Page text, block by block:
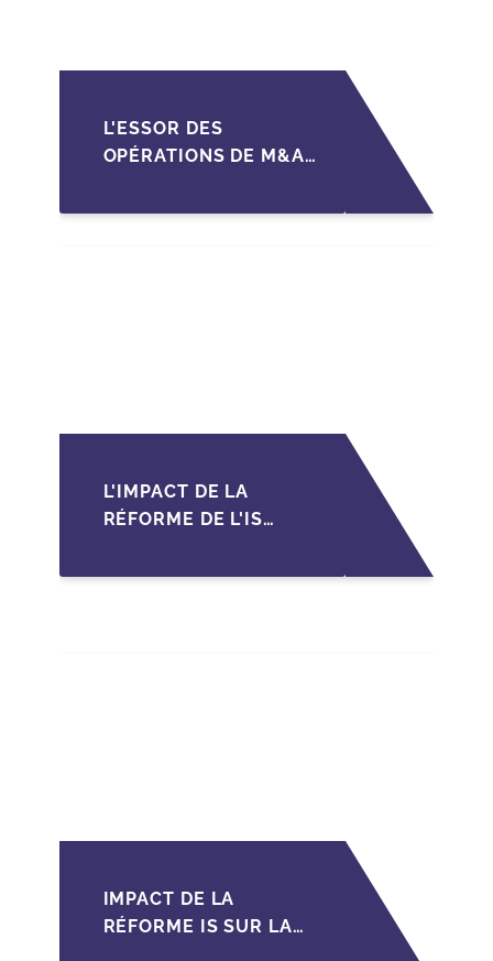
L'ESSOR DES
OPÉRATIONS DE M&A
MAROC EN 2026 :
L'IMPACT DE LA
RÉFORME DE L'IS
TRANSMISSION DES
IMPACT DE LA
RÉFORME IS SUR LA